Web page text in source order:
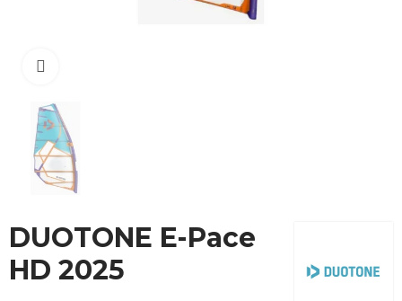
DUOTONE E-Pace
HD 2025